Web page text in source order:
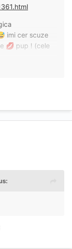
imi cer scuze
💋 pup ! (cele